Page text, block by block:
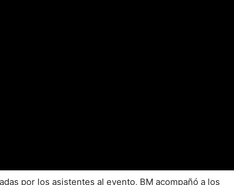
por los asistentes al evento, BM acompañó a los